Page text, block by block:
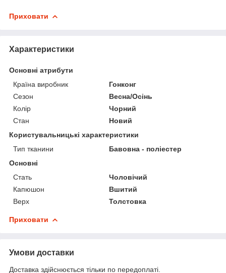
Приховати
Характеристики
Основні атрибути
Країна виробник
Гонконг
Сезон
Весна/Осінь
Колір
Чорний
Стан
Новий
Користувальницькі характеристики
Тип тканини
Бавовна - поліестер
Основні
Стать
Чоловічий
Капюшон
Вшитий
Верх
Толстовка
Приховати
Умови доставки
Доставка здійснюється тільки по передоплаті.